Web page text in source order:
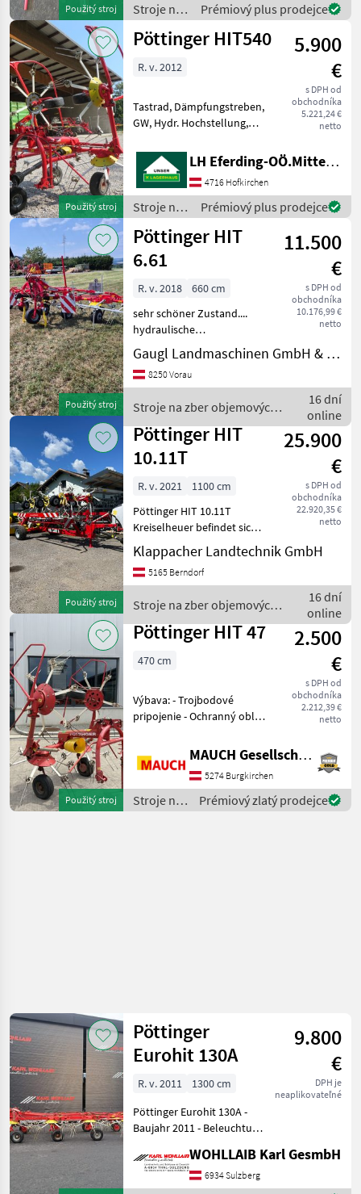
Použitý stroj
Stroje na
zber
objemových
Pöttinger
Prémiový plus prodejce
Použitý stroj
Pöttinger HIT540
5.900
€
s DPH od
obchodníka
5.221,24 €
netto
R. v. 2012
Tastrad, Dämpfungstreben,
GW, Hydr. Hochstellung,
Grenzstreueinrichtung TOP
Zustand -- PRIVATVERKAUF
Zavesený riadkový ovládač,
Poistenie proti stratenia
zubu ,
LH Eferding-OÖ.Mitte, Landtechnik Hofkirchen
4716 Hofkirchen
Stroje na
zber
objemových
krmív /
Pöttinger
Prémiový plus prodejce
Použitý stroj
Pöttinger HIT
6.61
11.500
€
s DPH od
obchodníka
10.176,99 €
netto
R. v. 2018
660 cm
sehr schöner Zustand....
hydraulische
Grenzstreueinrichtung
vorderes Tastrad
hydraulische
Beleuchtung Gelenkwelle
Einsatzbereit.... nastavenie
vý
Gaugl Landmaschinen GmbH & Co KG
8250 Vorau
Stroje na zber objemových
krmív / Pöttinger
16 dní
online
Použitý stroj
Pöttinger HIT
10.11T
25.900
€
s DPH od
obchodníka
22.920,35 €
netto
R. v. 2021
1100 cm
Pöttinger HIT 10.11T
Kreiselheuer befindet sich
in einem sehr sauberen
Zustand und ist sofort
einsatzbereit. Ersteinsatz
hydraulischer
Klappacher Landtechnik GmbH
5165 Berndorf
Stroje na zber objemových
krmív / Pöttinger
16 dní
online
Použitý stroj
Pöttinger HIT 47
2.500
€
s DPH od
obchodníka
2.212,39 €
netto
470 cm
Výbava: - Trojbodové
pripojenie - Ochranný oblúk
ramien s hrotmi na každý
rotor - Zariadenie na
vyrovnávanie - Oporná
noha Stroj je skla
MAUCH Gesellschaft m.b.H. & Co.KG
5274 Burgkirchen
Stroje na
zber
Prémiový zlatý prodejce
Pöttinger
Eurohit 130A
9.800
€
DPH je
neaplikovateľné
R. v. 2011
1300 cm
Pöttinger Eurohit 130A -
Baujahr 2011 - Beleuchtung
13m - Gelenkwelle Závesný
nariadkovač, Osvetlenie,
WOHLLAIB Karl GesmbH
6934 Sulzberg